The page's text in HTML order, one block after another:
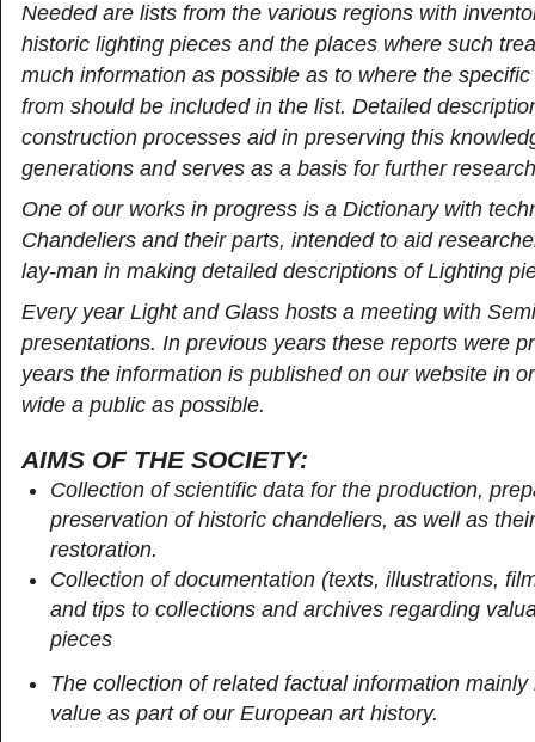
Needed are lists from the various regions with
historic lighting pieces and the places where such
much information as possible as to where the
from should be included in the list. Detailed
construction processes aid in preserving this
generations and serves as a basis for further
One of our works in progress is a Dictionary with
Chandeliers and their parts, intended to aid
lay-man in making detailed descriptions of Lighting
Every year Light and Glass hosts a meeting with
presentations. In previous years these reports were
years the information is published on our website in
wide a public as possible.
AIMS OF THE SOCIETY:
Collection of scientific data for the production,
preservation of historic chandeliers, as well as
restoration.
Collection of documentation (texts, illustrations,
and tips to collections and archives regarding
pieces
The collection of related factual information
value as part of our European art history.